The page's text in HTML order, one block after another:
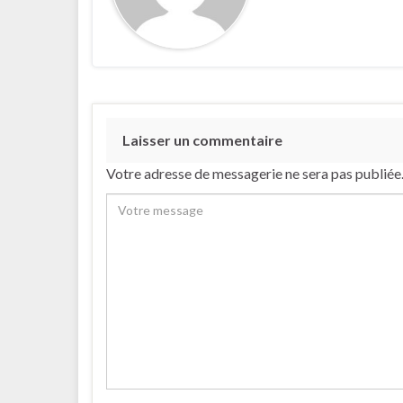
Laisser un commentaire
Votre adresse de messagerie ne sera pas publiée.